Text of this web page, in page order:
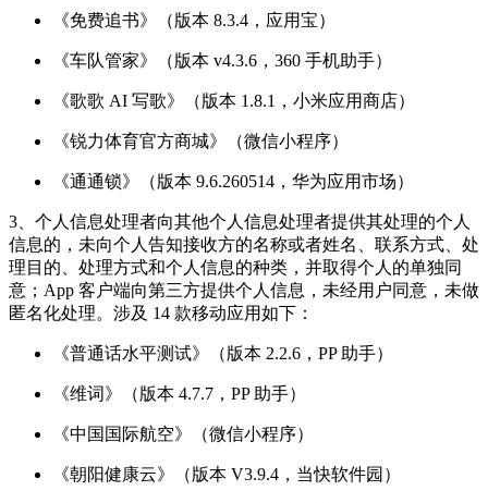
《免费追书》（版本 8.3.4，应用宝）
《车队管家》（版本 v4.3.6，360 手机助手）
《歌歌 AI 写歌》（版本 1.8.1，小米应用商店）
《锐力体育官方商城》（微信小程序）
《通通锁》（版本 9.6.260514，华为应用市场）
3、个人信息处理者向其他个人信息处理者提供其处理的个人
信息的，未向个人告知接收方的名称或者姓名、联系方式、处
理目的、处理方式和个人信息的种类，并取得个人的单独同
意；App 客户端向第三方提供个人信息，未经用户同意，未做
匿名化处理。涉及 14 款移动应用如下：
《普通话水平测试》（版本 2.2.6，PP 助手）
《维词》（版本 4.7.7，PP 助手）
《中国国际航空》（微信小程序）
《朝阳健康云》（版本 V3.9.4，当快软件园）